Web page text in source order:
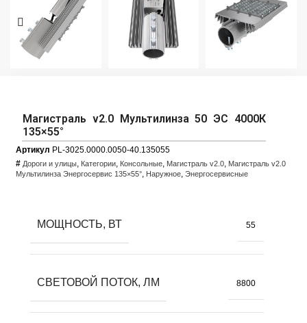
Магистраль v2.0 Мультилинза 50 ЭС 4000К
135×55°
Артикул PL-3025.0000.0050-40.135055
# Дороги и улицы, Категории, Консольные, Магистраль v2.0, Магистраль v2.0
Мультилинза Энергосервис 135×55°, Наружное, Энергосервисные
МОЩНОСТЬ, ВТ 55
СВЕТОВОЙ ПОТОК, ЛМ 8800